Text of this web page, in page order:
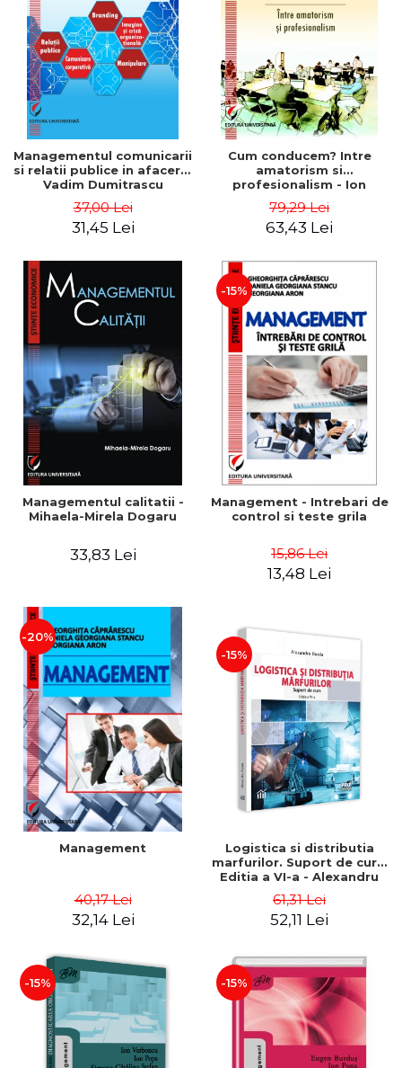
ADMINISTRATIVE
ȘTIINȚE ECONOMICE
ȘTIINȚE EXACTE
EDUCAȚIE FIZICĂ ȘI SPORT
PREUNIVERSITARIA
TIMP LIBER
ÎN CURS DE APARIȚIE
NOUTĂȚI
PACHETE DE STUDIU
PROMOȚIILE LUNII
ULTIMELE EXEMPLARE
Cum Cumpăr
Livrare
Politica de Retur
Formular de Retur
Distribuitori
Managementul comunicarii
si relatii publice in afaceri -
Vadim Dumitrascu
37,00 Lei
31,45 Lei
Cum conducem? Intre
amatorism si
profesionalism - Ion
79,29 Lei
63,43 Lei
Managementul calitatii -
Mihaela-Mirela Dogaru
33,83 Lei
-15%
Management - Intrebari de
control si teste grila
15,86 Lei
13,48 Lei
-20%
Management
40,17 Lei
32,14 Lei
-15%
Logistica si distributia
marfurilor. Suport de curs.
Editia a VI-a - Alexandru
61,31 Lei
52,11 Lei
-15% -15%